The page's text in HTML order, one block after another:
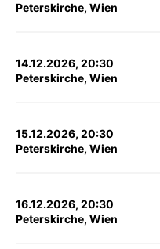
Peterskirche, Wien
14.12.2026, 20:30
Peterskirche, Wien
15.12.2026, 20:30
Peterskirche, Wien
16.12.2026, 20:30
Peterskirche, Wien